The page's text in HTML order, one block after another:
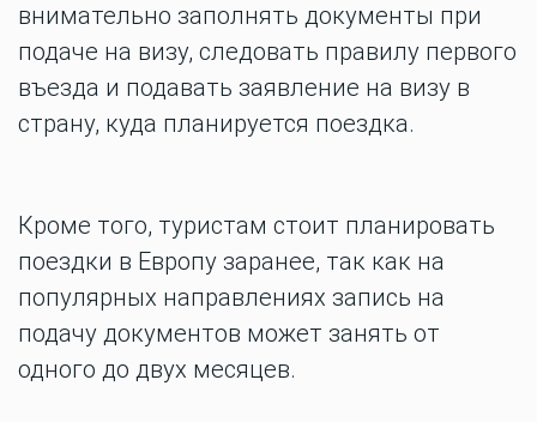
внимательно заполнять документы при
подаче на визу, следовать правилу первого
въезда и подавать заявление на визу в
страну, куда планируется поездка.
Кроме того, туристам стоит планировать
поездки в Европу заранее, так как на
популярных направлениях запись на
подачу документов может занять от
одного до двух месяцев.